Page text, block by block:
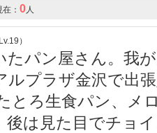
在： 0人
）
たパン屋さん。我
ルプラザ金沢で出
とろ生食パン、メ
後は見た目でチョ